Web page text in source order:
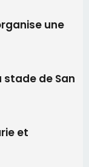
du
du